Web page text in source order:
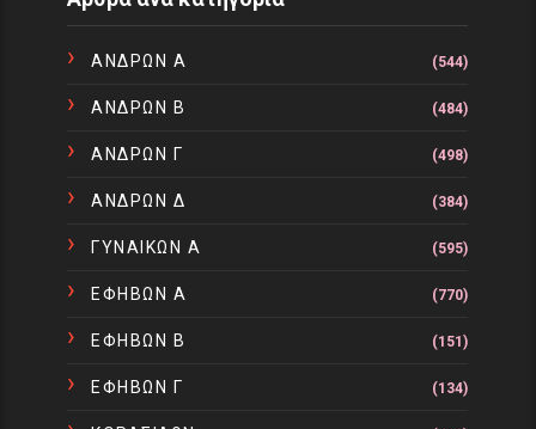
ΑΝΔΡΩΝ Α (544)
ΑΝΔΡΩΝ Β (484)
ΑΝΔΡΩΝ Γ (498)
ΑΝΔΡΩΝ Δ (384)
ΓΥΝΑΙΚΩΝ Α (595)
ΕΦΗΒΩΝ Α (770)
ΕΦΗΒΩΝ Β (151)
ΕΦΗΒΩΝ Γ (134)